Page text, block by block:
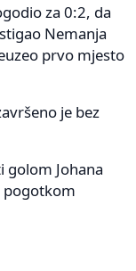
za 0:2, da
Nemanja
prvo mjesto
je bez
golom Johana
pogotkom